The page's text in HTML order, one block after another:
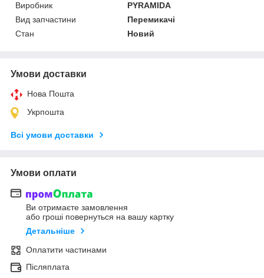
Виробник
PYRAMIDA
Вид запчастини
Перемикачі
Стан
Новий
Умови доставки
Нова Пошта
Укрпошта
Всі умови доставки
Умови оплати
Ви отримаєте замовлення
або гроші повернуться на вашу картку
Детальніше
Оплатити частинами
Післяплата